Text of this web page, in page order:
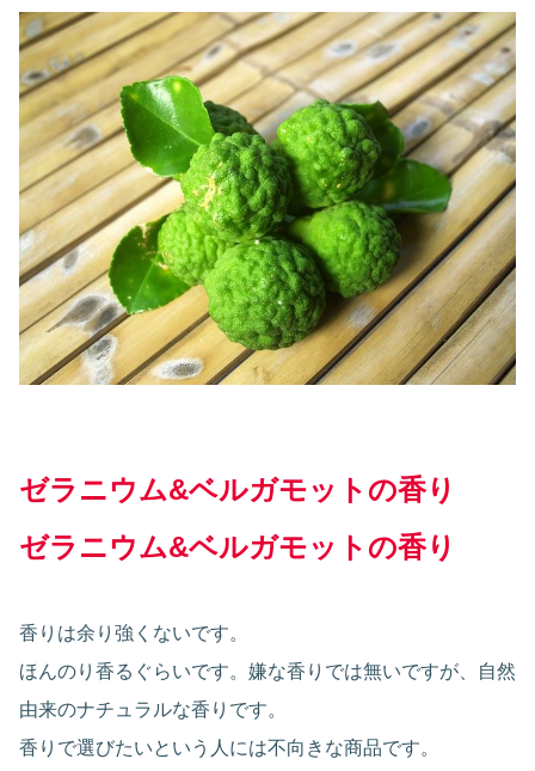
ゼラニウム&ベルガモットの香り
ゼラニウム&ベルガモットの香り
香りは余り強くないです。
ほんのり香るぐらいです。嫌な香りでは無いですが、自然
由来のナチュラルな香りです。
香りで選びたいという人には不向きな商品です。